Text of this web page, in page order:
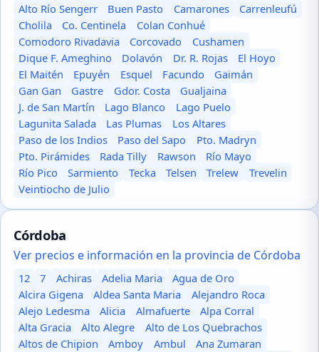
Alto Río Sengerr
Buen Pasto Camarones
Carrenleufú
Cholila
Co. Centinela
Colan Conhué
Comodoro Rivadavia
Corcovado
Cushamen
Dique F. Ameghino
Dolavón Dr. R. Rojas
El Hoyo
El Maitén
Epuyén Esquel Facundo
Gaimán
Gan Gan
Gastre Gdor. Costa
Gualjaina
J. de San Martín
Lago Blanco
Lago Puelo
Lagunita Salada
Las Plumas
Los Altares
Paso de los Indios
Paso del Sapo
Pto. Madryn
Pto. Pirámides
Rada Tilly Rawson
Río Mayo
Río Pico
Sarmiento Tecka Telsen Trelew
Trevelin
Veintiocho de Julio
Córdoba
Ver precios e información en la provincia de Córdoba
12 7 Achiras Adelia Maria
Agua de Oro
Alcira Gigena
Aldea Santa Maria
Alejandro Roca
Alejo Ledesma
Alicia Almafuerte
Alpa Corral
Alta Gracia
Alto Alegre
Alto de Los Quebrachos
Altos de Chipion
Amboy Ambul
Ana Zumaran